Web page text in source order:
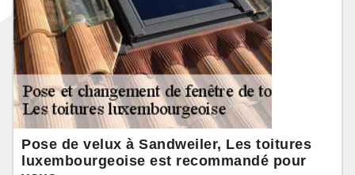
Pose de velux à Sandweiler, Les toitures
luxembourgeoise est recommandé pour